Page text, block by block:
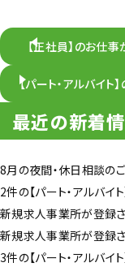
【正社員】のお仕事
【パート・アルバイト
最近の新着
8月の夜間・休日相談の
2件の【パート・アルバイ
新規求人事業所が登録さ
新規求人事業所が登録さ
3件の【パート・アルバイ